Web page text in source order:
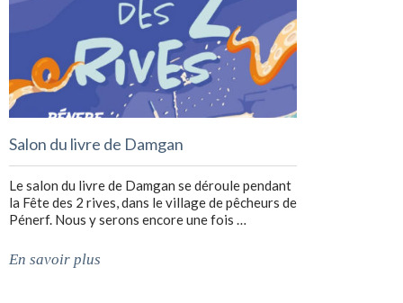
Salon du livre de Damgan
Le salon du livre de Damgan se déroule pendant
la Fête des 2 rives, dans le village de pêcheurs de
Pénerf. Nous y serons encore une fois …
En savoir plus